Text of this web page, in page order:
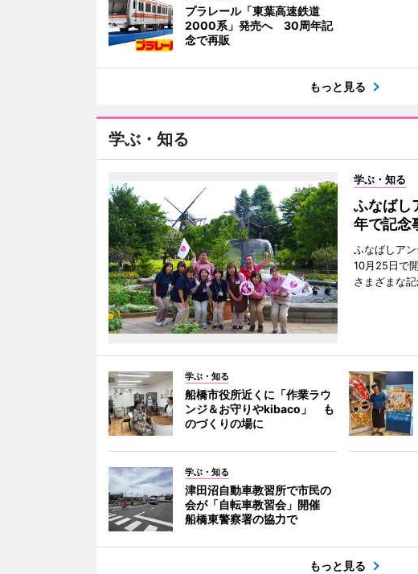
プラレール「東葉高速鉄道
2000系」発売へ 30周年記
念で再販
もっと見る
学ぶ・知る
学ぶ・知る
ふなばし
年で記
ふなばしア
10月25日で
さまざまな記
学ぶ・知る
船橋市役所近くに「作業ラウ
ンジ＆お守りやkibaco」 も
のづくりの場に
学ぶ・知る
津田沼自動車教習所で市民の
会が「自転車教習会」開催
船橋東警察署の協力で
もっと見る